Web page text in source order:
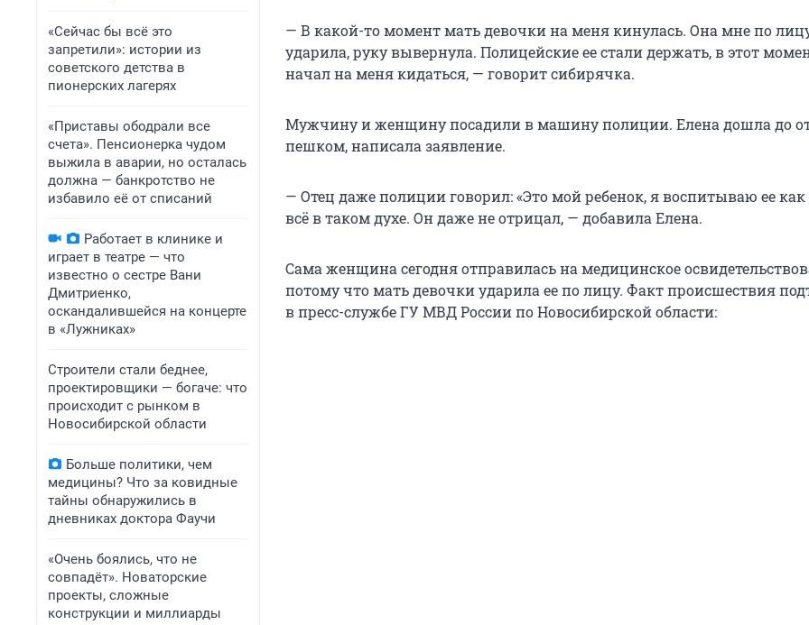
«Сейчас бы всё это
запретили»: истории из
советского детства в
пионерских лагерях
«Приставы ободрали все
счета». Пенсионерка чудом
выжила в аварии, но осталась
должна — банкротство не
избавило её от списаний
Работает в клинике и
играет в театре — что
известно о сестре Вани
Дмитриенко,
оскандалившейся на концерте
в «Лужниках»
Строители стали беднее,
проектировщики — богаче: что
происходит с рынком в
Новосибирской области
Больше политики, чем
медицины? Что за ковидные
тайны обнаружились в
дневниках доктора Фаучи
«Очень боялись, что не
совпадёт». Новаторские
проекты, сложные
конструкции и миллиарды
— В какой-то момент мать девочки на меня кинулась. Она мне по
ударила, руку вывернула. Полицейские ее стали держать, в этот
начал на меня кидаться, — говорит сибирячка.
Мужчину и женщину посадили в машину полиции. Елена дошла до
пешком, написала заявление.
— Отец даже полиции говорил: «Это мой ребенок, я воспитываю ее как
всё в таком духе. Он даже не отрицал, — добавила Елена.
Сама женщина сегодня отправилась на медицинское
потому что мать девочки ударила ее по лицу. Факт происшествия
в пресс-службе ГУ МВД России по Новосибирской области: